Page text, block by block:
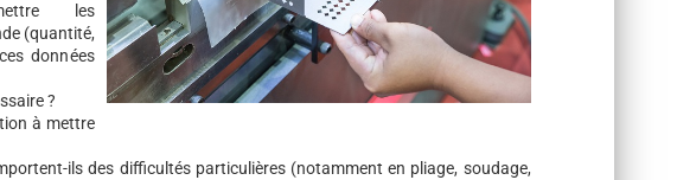
les
(quantité,
données
?
à mettre
ils des difficultés particulières (notamment en pliage, soudage,